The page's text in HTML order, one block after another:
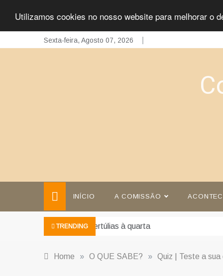
Utilizamos cookies no nosso website para melhorar o
to
Sexta-feira, Agosto 07, 2026
INÍCIO A COMISSÃO
TRENDING Ciência e religião: como superar o
Home » O QUE SABE? » Quiz | Teste a sua